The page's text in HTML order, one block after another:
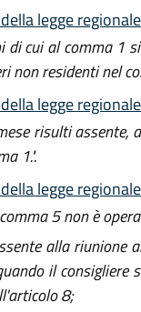
legge
cui al comma 1
non residenti nel
legge
risulti
1.".
legge
5 non è
alla riunione
il consigliere
8;